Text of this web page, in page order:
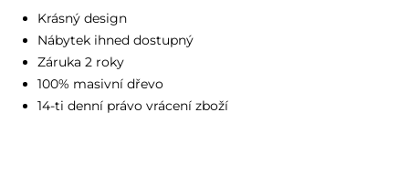
Krásný design
Nábytek ihned dostupný
Záruka 2 roky
100% masivní dřevo
14-ti denní právo vrácení zboží